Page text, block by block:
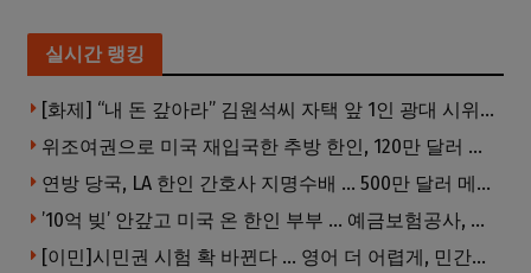
실시간 랭킹
[화제] “내 돈 갚아라” 김원석씨 자택 앞 1인 광대 시위 … 한인 투자사, “108만 달러 못받아”
위조여권으로 미국 재입국한 추방 한인, 120만 달러 은행 사기 행각
연방 당국, LA 한인 간호사 지명수배 … 500만 달러 메디캐어 사기, 선고 직전 한국 도주
’10억 빚’ 안갚고 미국 온 한인 부부 … 예금보험공사, 미국서 소송
[이민]시민권 시험 확 바뀐다 … 영어 더 어렵게, 민간시험 도입 추진